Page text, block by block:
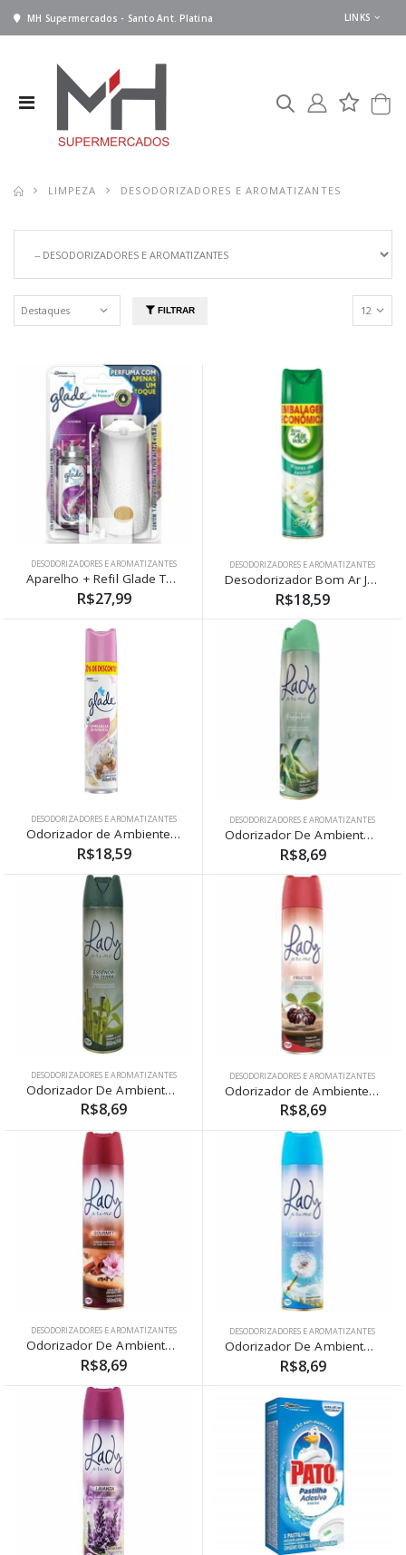
MH Supermercados - Santo Ant. Platina LINKS
LIMPEZA DESODORIZADORES E AROMATIZANTES
FILTRAR
DESODORIZADORES E AROMATIZANTES
Aparelho + Refil Glade Toque De Frescor Spray Lavanda 12ml
R$27,99
DESODORIZADORES E AROMATIZANTES
Desodorizador Bom Ar Jasmim Air Wick 360ml
R$18,59
DESODORIZADORES E AROMATIZANTES
Odorizador de Ambiente Glade Lembrança da Infância 360ml
R$18,59
DESODORIZADORES E AROMATIZANTES
Odorizador De Ambiente Lady Capim Leão 360ml
R$8,69
DESODORIZADORES E AROMATIZANTES
Odorizador De Ambiente Lady Essência Da Terra 360ml
R$8,69
DESODORIZADORES E AROMATIZANTES
Odorizador de Ambiente Lady Fructos 360ml
R$8,69
DESODORIZADORES E AROMATIZANTES
Odorizador De Ambiente Lady Gourmet 360ml
R$8,69
DESODORIZADORES E AROMATIZANTES
Odorizador De Ambiente Lady Suave Carinho 360ml
R$8,69